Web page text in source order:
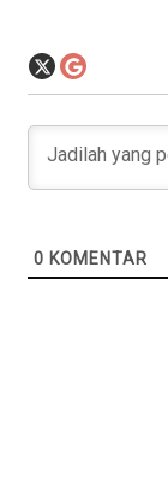
0 KOMENTAR